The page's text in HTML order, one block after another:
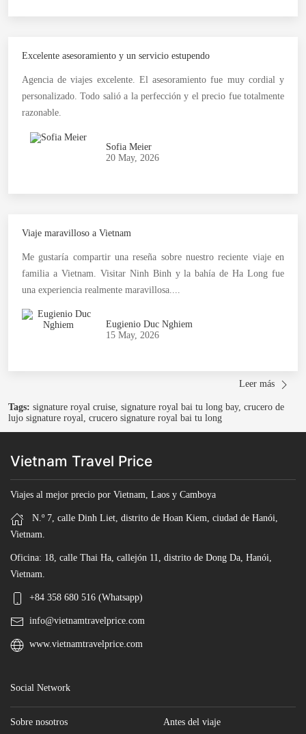
Excelente asesoramiento y un servicio estupendo
Agencia de viajes excelente. El asesoramiento fue muy cordial y
personalizado. Todo salió a la perfección y el precio fue totalmente
razonable.
Sofia Meier
20 May, 2026
Viaje maravilloso a Vietnam
Me gustaría compartir una reseña sobre nuestro reciente viaje en
familia a Vietnam. Visitar Ninh Binh y la bahía de Ha Long fue
una experiencia realmente maravillosa....
Eugienio Duc Nghiem
15 May, 2026
Leer más
Tags: signature royal cruise, signature royal bai tu long bay, crucero de
lujo signature royal, crucero signature royal bai tu long
Vietnam Travel Price
Viajes al mejor precio por Vietnam, Laos y Camboya
N.º 7, calle Dinh Liet, distrito de Hoan Kiem, ciudad de Hanói,
Vietnam.
Oficina: 18, calle Thai Ha, callejón 11, distrito de Dong Da, Hanói,
Vietnam.
+84 358 680 516 (Whatsapp)
info@vietnamtravelprice.com
www.vietnamtravelprice.com
Social Network
Sobre nosotros Antes del viaje